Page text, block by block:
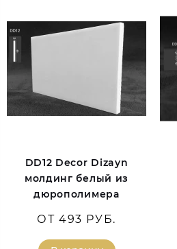
DD12 Decor Dizayn
молдинг белый из
дюрополимера
ОТ 493 РУБ.